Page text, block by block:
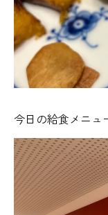
今日の給食メニュ